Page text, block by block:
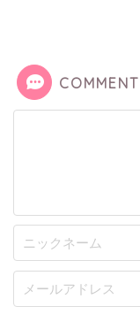
COMMENT